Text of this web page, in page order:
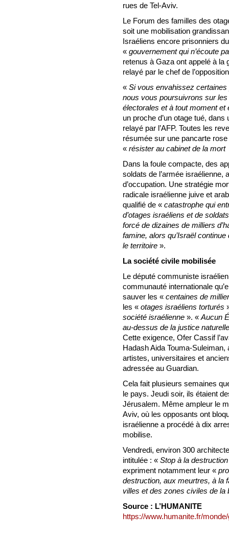
rues de Tel-Aviv.
Le Forum des familles des
soit une mobilisation
Israéliens encore prisonniers
« gouvernement qui n’écoute
retenus à Gaza ont appelé à la
relayé par le chef de
« Si vous envahissez
nous vous poursuivrons sur
électorales et à tout moment et
un proche d’un otage tué,
relayé par l’AFP. Toutes les
résumée sur une pancarte
« résister au cabinet de la mort
Dans la foule compacte, des
soldats de l’armée israélienne,
d’occupation. Une stratégie
radicale israélienne juive et
qualifié de « catastrophe qui
d’otages israéliens et de soldats
forcé de dizaines de milliers
famine, alors qu’Israël continue
le territoire ».
La société civile mobilisée
Le député communiste
communauté internationale
sauver les « centaines de
les « otages israéliens torturés
société israélienne ». « Aucun
au-dessus de la justice
Cette exigence, Ofer Cassif
Hadash Aida Touma-Suleiman,
artistes, universitaires et
adressée au Guardian.
Cela fait plusieurs semaines
le pays. Jeudi soir, ils étaient
Jérusalem. Même ampleur le
Aviv, où les opposants ont
israélienne a procédé à dix
mobilise.
Vendredi, environ 300
intitulée : « Stop à la
expriment notamment leur «
destruction, aux meurtres, à la
villes et des zones civiles de la
Source : L’HUMANITE
https://www.humanite.fr/